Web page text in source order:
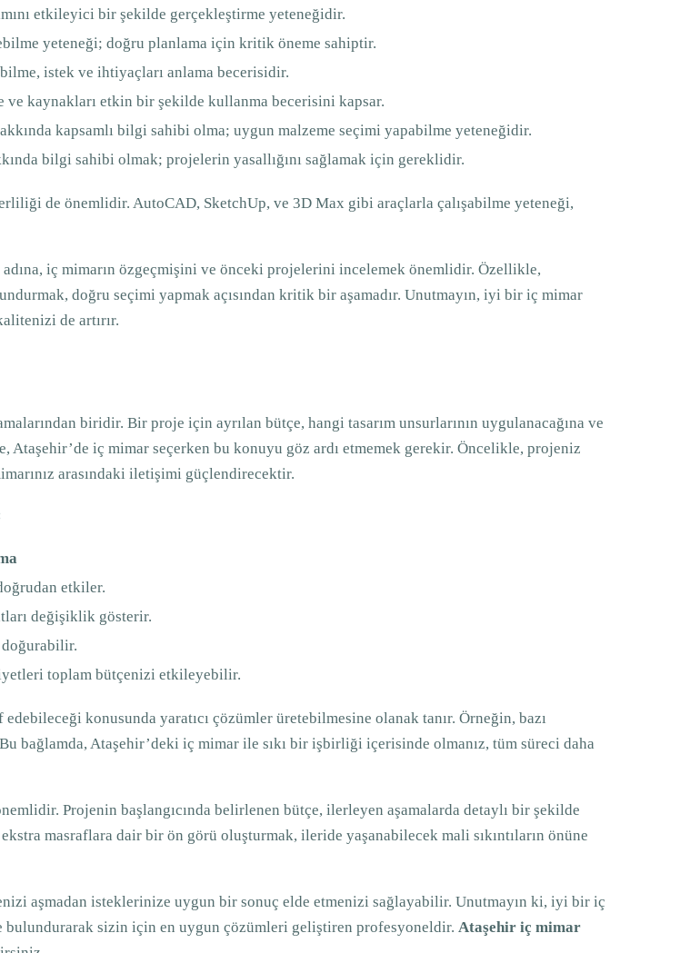
etkileyici bir şekilde gerçekleştirme yeteneğidir.
yeteneği; doğru planlama için kritik öneme sahiptir.
istek ve ihtiyaçları anlama becerisidir.
ve kaynakları etkin bir şekilde kullanma becerisini kapsar.
kapsamlı bilgi sahibi olma; uygun malzeme seçimi yapabilme yeteneğidir.
bilgi sahibi olmak; projelerin yasallığını sağlamak için gereklidir.
de önemlidir. AutoCAD, SketchUp, ve 3D Max gibi araçlarla çalışabilme yeteneği,
iç mimarın özgeçmişini ve önceki projelerini incelemek önemlidir. Özellikle,
doğru seçimi yapmak açısından kritik bir aşamadır. Unutmayın, iyi bir iç mimar
de artırır.
biridir. Bir proje için ayrılan bütçe, hangi tasarım unsurlarının uygulanacağına ve
Ataşehir’de iç mimar seçerken bu konuyu göz ardı etmemek gerekir. Öncelikle, projeniz
arasındaki iletişimi güçlendirecektir.
etkiler.
değişiklik gösterir.
toplam bütçenizi etkileyebilir.
konusunda yaratıcı çözümler üretebilmesine olanak tanır. Örneğin, bazı
bağlamda, Ataşehir’deki iç mimar ile sıkı bir işbirliği içerisinde olmanız, tüm süreci daha
Projenin başlangıcında belirlenen bütçe, ilerleyen aşamalarda detaylı bir şekilde
masraflara dair bir ön görü oluşturmak, ileride yaşanabilecek mali sıkıntıların önüne
aşmadan isteklerinize uygun bir sonuç elde etmenizi sağlayabilir. Unutmayın ki, iyi bir iç
bulundurarak sizin için en uygun çözümleri geliştiren profesyoneldir. Ataşehir iç mimar